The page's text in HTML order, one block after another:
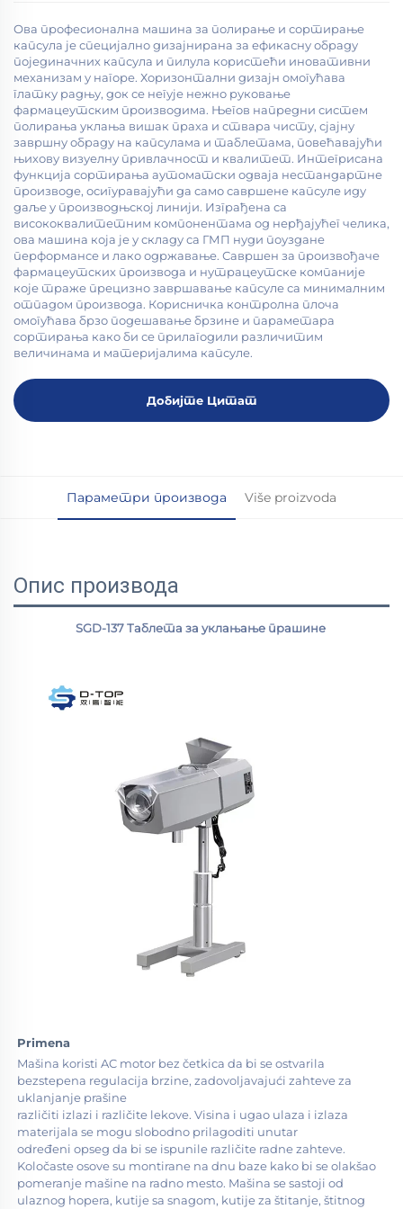
Ова професионална машина за полирање и сортирање
капсула је специјално дизајнирана за ефикасну обраду
појединачних капсула и пилула користећи иновативни
механизам у нагоре. Хоризонтални дизајн омогућава
глатку радњу, док се негује нежно руковање
фармацеутским производима. Његов напредни систем
полирања уклања вишак праха и ствара чисту, сјајну
завршну обраду на капсулама и таблетама, повећавајући
њихову визуелну привлачност и квалитет. Интегрисана
функција сортирања аутоматски одваја нестандартне
производе, осигуравајући да само савршене капсуле иду
даље у производњској линији. Изграђена са
висококвалитетним компонентама од нерђајућег челика,
ова машина која је у складу са ГМП нуди поуздане
перформансе и лако одржавање. Савршен за произвођаче
фармацеутских производа и нутрацеутске компаније
које траже прецизно завршавање капсуле са минималним
отпадом производа. Корисничка контролна плоча
омогућава брзо подешавање брзине и параметара
сортирања како би се прилагодили различитим
величинама и материјалима капсуле.
Добијте Цитат
Параметри производа Više proizvoda
Опис производа
SGD-137 Таблета за уклањање прашине
Primena
Mašina koristi AC motor bez četkica da bi se ostvarila
bezstepena regulacija brzine, zadovoljavajući zahteve za
uklanjanje prašine
različiti izlazi i različite lekove. Visina i ugao ulaza i izlaza
materijala se mogu slobodno prilagoditi unutar
određeni opseg da bi se ispunile različite radne zahteve.
Koločaste osove su montirane na dnu baze kako bi se olakšao
pomeranje mašine na radno mesto. Mašina se sastoji od
ulaznog hopera, kutije sa snagom, kutije za štitanje, štitnog